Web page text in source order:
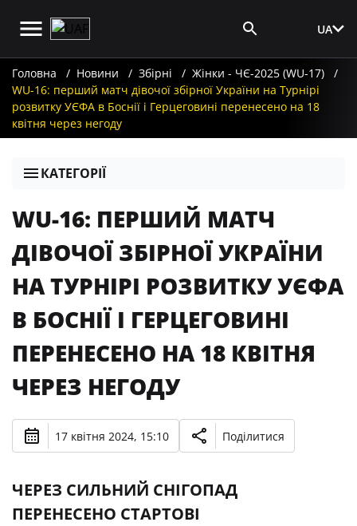
UA
Головна Новини Збірні
Жінки - ЧЄ-2025 (WU-17)
WU-16: перший матч дівочої збірної України на Турнірі
розвитку УЄФА в Боснії і Герцеговині перенесено на 18
квітня через негоду
КАТЕГОРІЇ
WU-16: ПЕРШИЙ МАТЧ
ДІВОЧОЇ ЗБІРНОЇ УКРАЇНИ
НА ТУРНІРІ РОЗВИТКУ УЄФА
В БОСНІЇ І ГЕРЦЕГОВИНІ
ПЕРЕНЕСЕНО НА 18 КВІТНЯ
ЧЕРЕЗ НЕГОДУ
17 квітня 2024, 15:10 Поділитися
ЧЕРЕЗ СИЛЬНИЙ СНІГОПАД
ПЕРЕНЕСЕНО СТАРТОВІ